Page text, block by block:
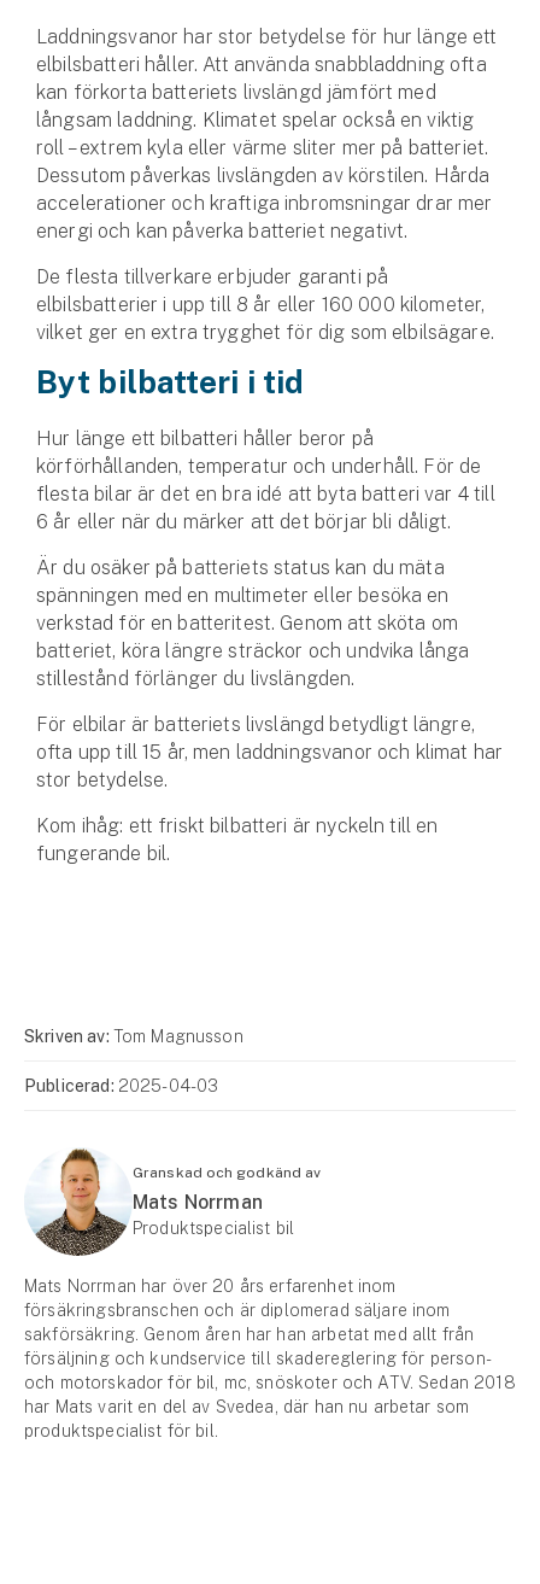
Laddningsvanor har stor betydelse för hur länge ett
elbilsbatteri håller. Att använda snabbladdning ofta
kan förkorta batteriets livslängd jämfört med
långsam laddning. Klimatet spelar också en viktig
roll – extrem kyla eller värme sliter mer på batteriet.
Dessutom påverkas livslängden av körstilen. Hårda
accelerationer och kraftiga inbromsningar drar mer
energi och kan påverka batteriet negativt.
De flesta tillverkare erbjuder garanti på
elbilsbatterier i upp till 8 år eller 160 000 kilometer,
vilket ger en extra trygghet för dig som elbilsägare.
Byt bilbatteri i tid
Hur länge ett bilbatteri håller beror på
körförhållanden, temperatur och under­håll. För de
flesta bilar är det en bra idé att byta batteri var 4 till
6 år eller när du märker att det börjar bli dåligt.
Är du osäker på batteriets status kan du mäta
spänningen med en multimeter eller besöka en
verkstad för en batteritest. Genom att sköta om
batteriet, köra längre sträckor och undvika långa
stillestånd förlänger du livslängden.
För elbilar är batteriets livslängd betydligt längre,
ofta upp till 15 år, men laddnings­vanor och klimat har
stor betydelse.
Kom ihåg: ett friskt bilbatteri är nyckeln till en
fungerande bil.
Skriven av: Tom Magnusson
Publicerad: 2025-04-03
Granskad och godkänd av
Mats Norrman
Produktspecialist bil
Mats Norrman har över 20 års erfarenhet inom
försäkringsbranschen och är diplomerad säljare inom
sakförsäkring. Genom åren har han arbetat med allt från
försäljning och kundservice till skadereglering för person-
och motorskador för bil, mc, snöskoter och ATV. Sedan 2018
har Mats varit en del av Svedea, där han nu arbetar som
produktspecialist för bil.